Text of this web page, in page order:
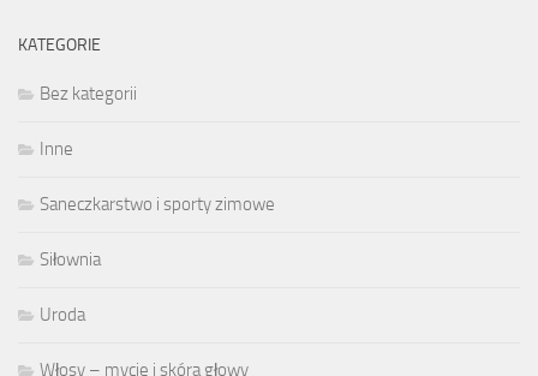
KATEGORIE
Bez kategorii
Inne
Saneczkarstwo i sporty zimowe
Siłownia
Uroda
Włosy – mycie i skóra głowy